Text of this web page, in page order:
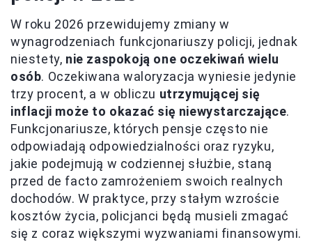
W roku 2026 przewidujemy zmiany w
wynagrodzeniach funkcjonariuszy policji, jednak
niestety, nie zaspokoją one oczekiwań wielu
osób. Oczekiwana waloryzacja wyniesie jedynie
trzy procent, a w obliczu utrzymującej się
inflacji może to okazać się niewystarczające.
Funkcjonariusze, których pensje często nie
odpowiadają odpowiedzialności oraz ryzyku,
jakie podejmują w codziennej służbie, staną
przed de facto zamrożeniem swoich realnych
dochodów. W praktyce, przy stałym wzroście
kosztów życia, policjanci będą musieli zmagać
się z coraz większymi wyzwaniami finansowymi.